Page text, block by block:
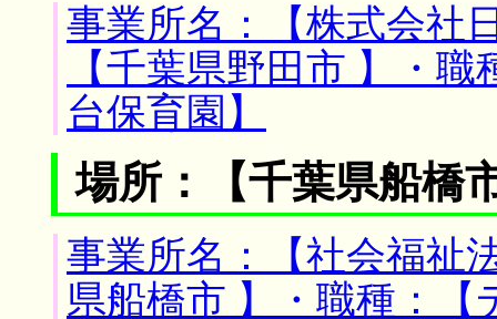
事業所名：【株式会社
【千葉県野田市 】・
台保育園】
場所：【千葉県船橋
事業所名：【社会福祉
県船橋市 】・職種：